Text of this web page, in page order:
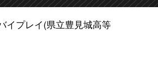
イプレイ(県立豊見城高等